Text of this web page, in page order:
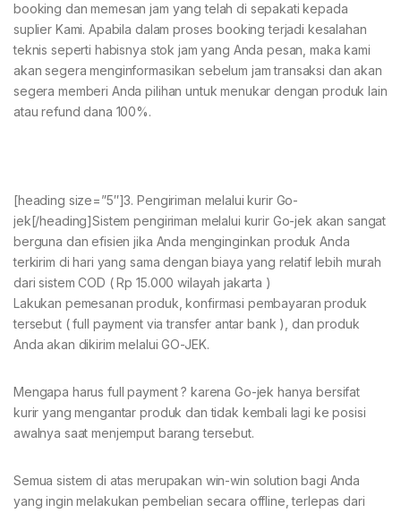
booking dan memesan jam yang telah di sepakati kepada
suplier Kami. Apabila dalam proses booking terjadi kesalahan
teknis seperti habisnya stok jam yang Anda pesan, maka kami
akan segera menginformasikan sebelum jam transaksi dan akan
segera memberi Anda pilihan untuk menukar dengan produk lain
atau refund dana 100%.
[heading size=”5″]3. Pengiriman melalui kurir Go-
jek[/heading]Sistem pengiriman melalui kurir Go-jek akan sangat
berguna dan efisien jika Anda menginginkan produk Anda
terkirim di hari yang sama dengan biaya yang relatif lebih murah
dari sistem COD ( Rp 15.000 wilayah jakarta )
Lakukan pemesanan produk, konfirmasi pembayaran produk
tersebut ( full payment via transfer antar bank ), dan produk
Anda akan dikirim melalui GO-JEK.
Mengapa harus full payment ? karena Go-jek hanya bersifat
kurir yang mengantar produk dan tidak kembali lagi ke posisi
awalnya saat menjemput barang tersebut.
Semua sistem di atas merupakan win-win solution bagi Anda
yang ingin melakukan pembelian secara offline, terlepas dari